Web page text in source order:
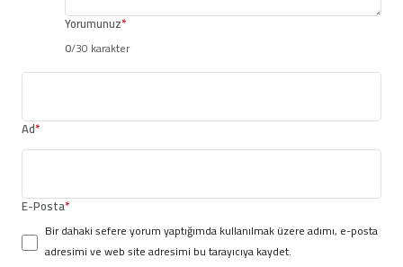
Yorumunuz*
0/30 karakter
Ad*
E-Posta*
Bir dahaki sefere yorum yaptığımda kullanılmak üzere adımı, e-posta
adresimi ve web site adresimi bu tarayıcıya kaydet.